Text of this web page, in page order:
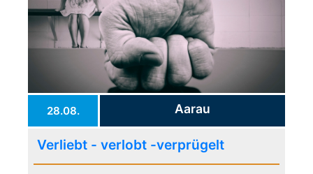
28.08. Aarau
Verliebt - verlobt -verprügelt